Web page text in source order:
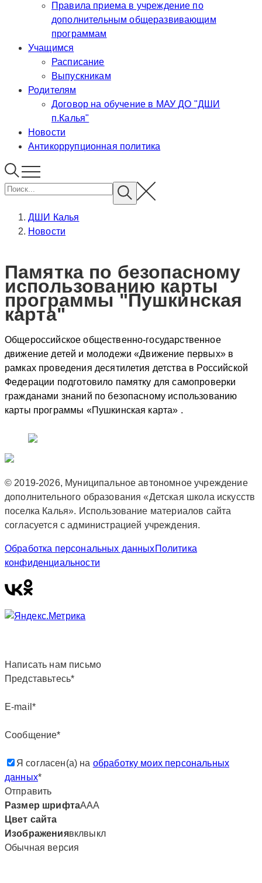
Правила приема в учреждение по
дополнительным общеразвивающим
программам
Учащимся
Расписание
Выпускникам
Родителям
Договор на обучение в МАУ ДО "ДШИ
п.Калья"
Новости
Антикоррупционная политика
ДШИ Калья
Новости
Памятка по безопасному
использованию карты
программы "Пушкинская
карта"
Общероссийское общественно-государственное
движение детей и молодежи «Движение первых» в
рамках проведения десятилетия детства в Российской
Федерации подготовило памятку для самопроверки
гражданами знаний по безопасному использованию
карты программы «Пушкинская карта» .
© 2019-2026, Муниципальное автономное учреждение
дополнительного образования «Детская школа искусств
поселка Калья». Использование материалов сайта
согласуется с администрацией учреждения.
Обработка персональных данныхПолитика
конфиденциальности
Написать нам письмо
Представьтесь*
E-mail*
Сообщение*
Я согласен(а) на обработку моих персональных
данных*
Отправить
Размер шрифтаААА
Цвет сайта
Изображениявклвыкл
Обычная версия